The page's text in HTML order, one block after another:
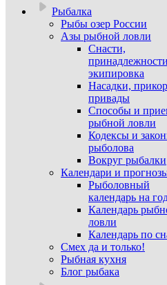
Рыбалка
Рыбы озер России
Азы рыбной ловли
Снасти,
экипировка
Насадки,
привады
Способы и
рыбной ловли
Кодексы и
рыболова
Вокруг рыбалки
Календари и
Рыболовный
календарь на
Календарь
ловли
Календарь по
Смех да и только!
Рыбная кухня
Блог рыбака